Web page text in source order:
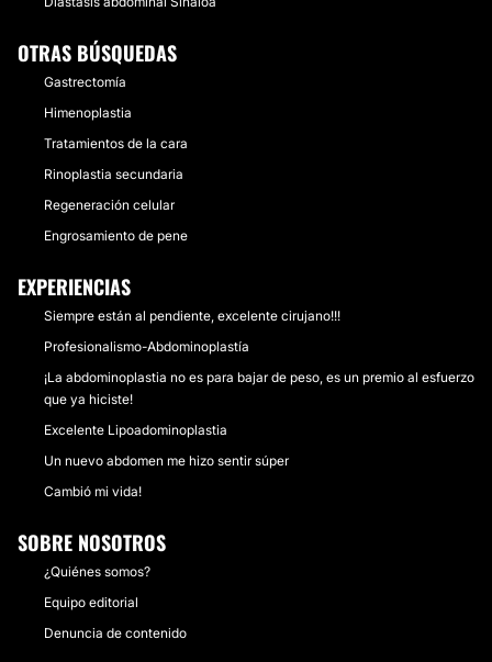
OTRAS BÚSQUEDAS
Gastrectomía
Himenoplastia
Tratamientos de la cara
Rinoplastia secundaria
Regeneración celular
Engrosamiento de pene
EXPERIENCIAS
Siempre están al pendiente, excelente cirujano!!!
Profesionalismo-Abdominoplastía
¡La abdominoplastia no es para bajar de peso, es un premio al esfuerzo
que ya hiciste!
Excelente Lipoadominoplastia
Un nuevo abdomen me hizo sentir súper
Cambió mi vida!
SOBRE NOSOTROS
¿Quiénes somos?
Equipo editorial
Denuncia de contenido